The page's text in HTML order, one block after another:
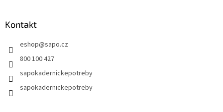
Kontakt
eshop@sapo.cz
800 100 427
sapokadernickepotreby
sapokadernickepotreby